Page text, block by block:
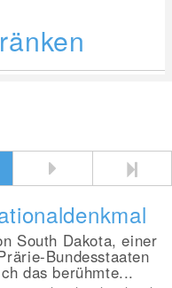
South Dakota, einer
Bundesstaaten
das berühmte...